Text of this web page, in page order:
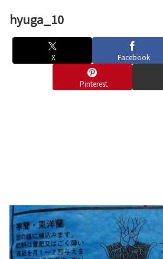
hyuga_10
X Facebook
Pinterest